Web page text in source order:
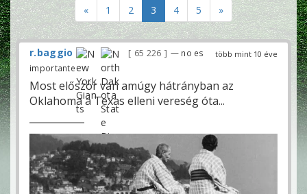
« 1 2 3 4 5 »
több mint 10 éve
r.baggio 65 226
— no es
importante
Most először van amúgy hátrányban az
Oklahoma a Texas elleni vereség óta...